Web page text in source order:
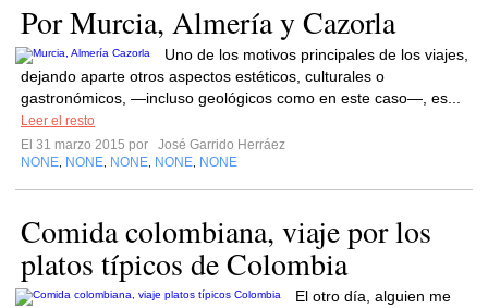
Por Murcia, Almería y Cazorla
Uno de los motivos principales de los viajes,
dejando aparte otros aspectos estéticos, culturales o
gastronómicos, —incluso geológicos como en este caso—, es...
Leer el resto
El 31 marzo 2015 por
José Garrido Herráez
NONE NONE NONE NONE NONE
Comida colombiana, viaje por los
platos típicos de Colombia
El otro día, alguien me